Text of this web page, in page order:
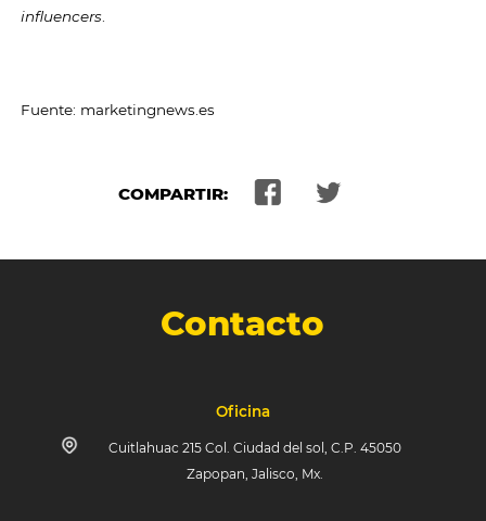
influencers.
Fuente: marketingnews.es
COMPARTIR:
Contacto
Oficina
Cuitlahuac 215 Col. Ciudad del sol, C.P. 45050
Zapopan, Jalisco, Mx.